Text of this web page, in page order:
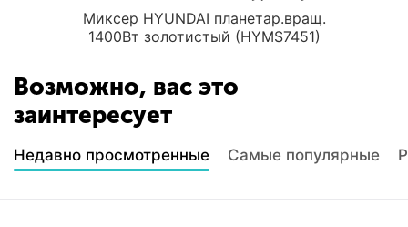
Миксер HYUNDAI планетар.вращ.
1400Вт золотистый (HYMS7451)
Возможно, вас это
заинтересует
Недавно просмотренные Самые популярные